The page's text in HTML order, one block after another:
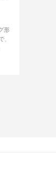
形
、